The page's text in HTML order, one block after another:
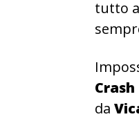
tutto
da